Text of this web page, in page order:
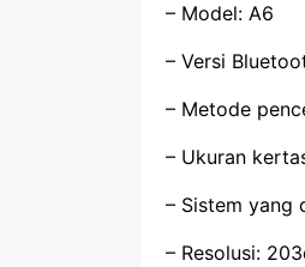
– Model: A6
– Versi
– Metode
– Ukuran
– Sistem yang
– Resolusi: